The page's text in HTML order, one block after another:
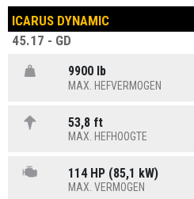
ICARUS DYNAMIC
45.17 - GD
9900 lb
MAX. HEFVERMOGEN
53,8 ft
MAX. HEFHOOGTE
114 HP (85,1 kW)
MAX. VERMOGEN